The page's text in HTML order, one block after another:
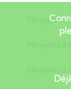
Plaquistes
Plaquistes à
Plaquistes à